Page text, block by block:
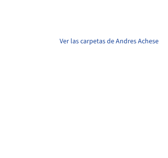
Ver las carpetas de Andres Achese